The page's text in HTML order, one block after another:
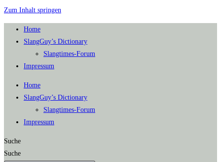
Zum Inhalt springen
Home
SlangGuy’s Dic­tion­a­ry
Slang­times-Forum
Impres­sum
Home
SlangGuy’s Dic­tion­a­ry
Slang­times-Forum
Impres­sum
Suche
Suche